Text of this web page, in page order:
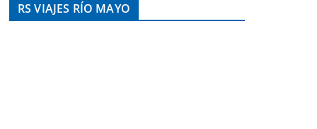
RS VIAJES RÍO MAYO